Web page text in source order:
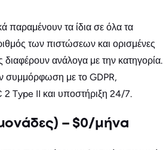
παραμένουν τα ίδια σε όλα τα
των πιστώσεων και ορισμένες
διαφέρουν ανάλογα με την κατηγορία.
συμμόρφωση με το GDPR,
2 Type II και υποστήριξη 24/7.
– $0/μήνα